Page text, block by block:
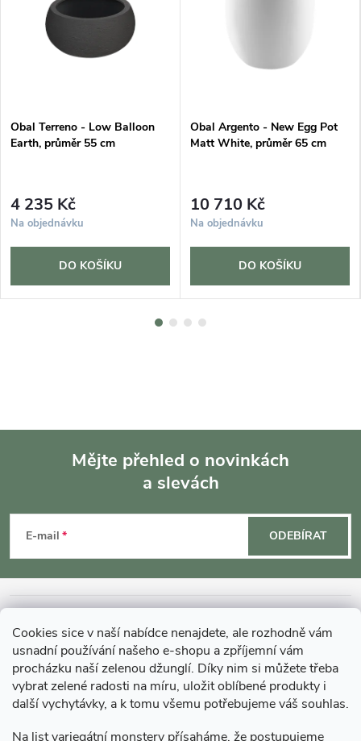
Cookies sice v naší nabídce nenajdete, ale rozhodně vám
usnadní používání našeho e-shopu a zpříjemní vám
procházku naší zelenou džunglí. Díky nim si můžete třeba
vybrat zelené radosti na míru, uložit oblíbené produkty i
další vychytávky, a k tomu všemu potřebujeme váš souhlas.
Na list variegátní monstery přísaháme, že postupujeme
Obal Terreno - Low Balloon
Earth, průměr 55 cm
4 235 Kč
Na objednávku
DO KOŠÍKU
Obal Argento - New Egg Pot
Matt White, průměr 65 cm
10 710 Kč
Na objednávku
DO KOŠÍKU
p
a
Mějte přehled o novinkách
a slevách
E-mail ODEBÍRAT
MOHLO BY VÁS ZAJÍMAT
O GARDNERS